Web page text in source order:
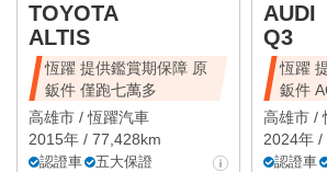
TOYOTA
ALTIS
恆躍 提供鑑賞期保障 原
鈑件 僅跑七萬多
高雄市 /恆躍汽車
2015年 / 77,428km
認證車
五大保證
AUDI
Q3
恆躍
鈑件
點
高雄市 /
2024年 /
認證車